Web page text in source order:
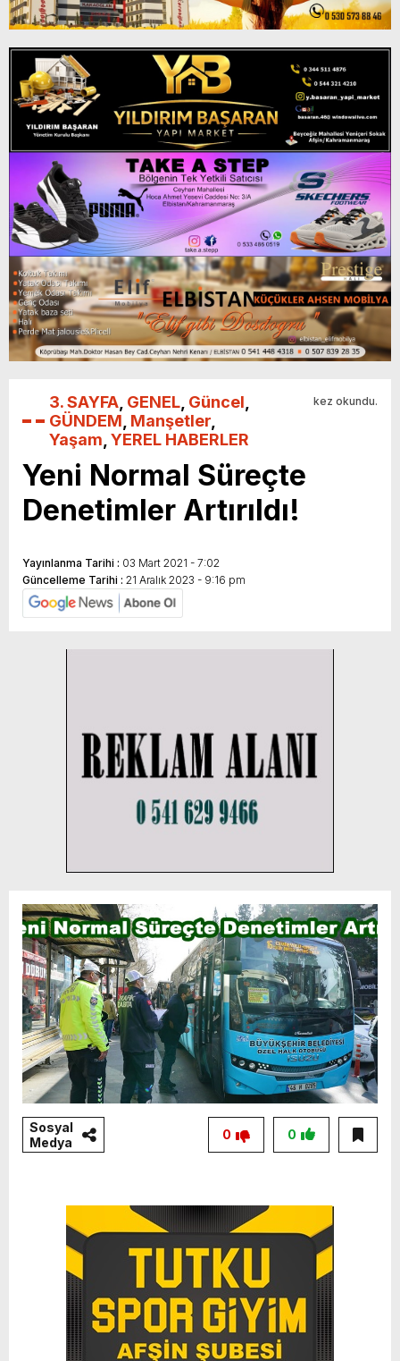
3. SAYFA GENEL Güncel
GÜNDEM Manşetler
Yaşam YEREL HABERLER
kez okundu.
Yeni Normal Süreçte
Denetimler Artırıldı!
Yayınlanma Tarihi : 03 Mart 2021 - 7:02
Güncelleme Tarihi : 21 Aralık 2023 - 9:16 pm
Sosyal
Medya
0
0